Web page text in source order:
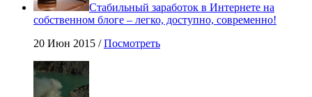
Стабильный заработок в Интернете на
собственном блоге – легко, доступно, современно!
20 Июн 2015 /Посмотреть